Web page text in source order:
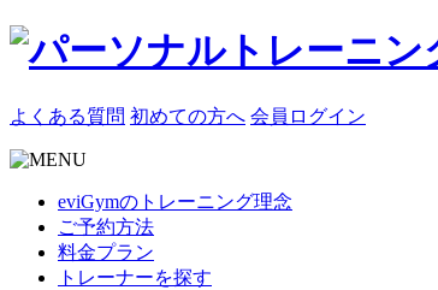
よくある質問 初めての方へ 会員ログイン
eviGymのトレーニング理念
ご予約方法
料金プラン
トレーナーを探す